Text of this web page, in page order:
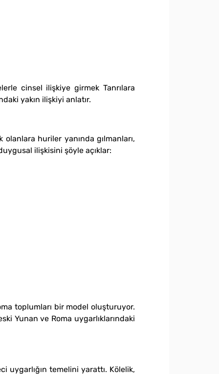
cinsel ilişkiye girmek Tanrılara
yakın ilişkiyi anlatır.
huriler yanında gılmanları,
ilişkisini şöyle açıklar:
toplumları bir model oluşturuyor.
Yunan ve Roma uygarlıklarındaki
temelini yarattı. Kölelik,